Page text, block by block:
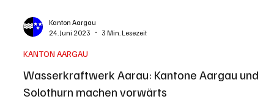
25. Dez. 2023
2 Min. Lesezeit
KANTON SOLOTHURN